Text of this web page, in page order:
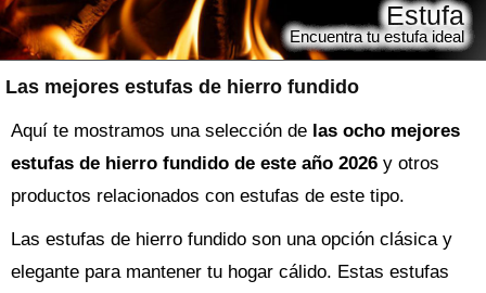
Las mejores estufas de hierro fundido
Estufa
Encuentra tu estufa ideal
Aquí te mostramos una selección de las ocho mejores
estufas de hierro fundido de este año 2026 y otros
productos relacionados con estufas de este tipo.
Las estufas de hierro fundido son una opción clásica y
elegante para mantener tu hogar cálido. Estas estufas